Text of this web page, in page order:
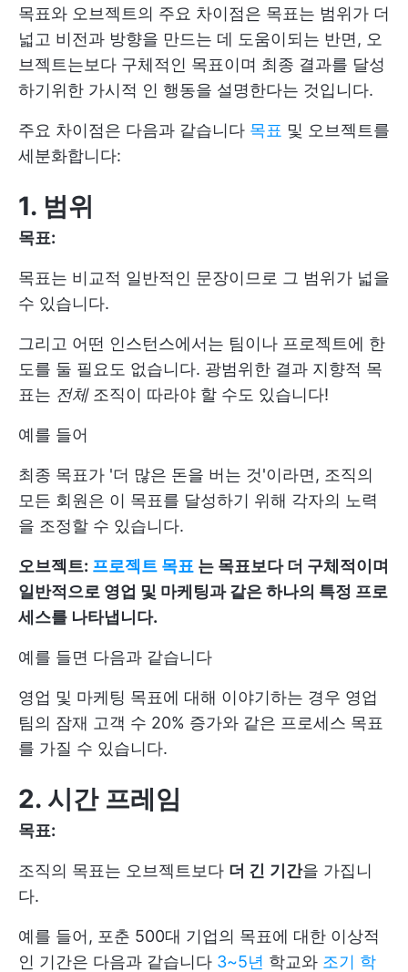
목표와 오브젝트의 주요 차이점은 목표는 범위가 더
넓고 비전과 방향을 만드는 데 도움이되는 반면, 오
브젝트는보다 구체적인 목표이며 최종 결과를 달성
하기위한 가시적 인 행동을 설명한다는 것입니다.
주요 차이점은 다음과 같습니다 목표 및 오브젝트를
세분화합니다:
1. 범위
목표:
목표는 비교적 일반적인 문장이므로 그 범위가 넓을
수 있습니다.
그리고 어떤 인스턴스에서는 팀이나 프로젝트에 한
도를 둘 필요도 없습니다. 광범위한 결과 지향적 목
표는 전체조직이 따라야 할 수도 있습니다!
예를 들어
최종 목표가 '더 많은 돈을 버는 것'이라면, 조직의
모든 회원은 이 목표를 달성하기 위해 각자의 노력
을 조정할 수 있습니다.
오브젝트: 프로젝트 목표 는 목표보다 더 구체적이며
일반적으로 영업 및 마케팅과 같은 하나의 특정 프로
세스를 나타냅니다.
예를 들면 다음과 같습니다
영업 및 마케팅 목표에 대해 이야기하는 경우 영업
팀의 잠재 고객 수 20% 증가와 같은 프로세스 목표
를 가질 수 있습니다.
2. 시간 프레임
목표:
조직의 목표는 오브젝트보다 더 긴 기간을 가집니
다.
예를 들어, 포춘 500대 기업의 목표에 대한 이상적
인 기간은 다음과 같습니다 3~5년 학교와 조기 학